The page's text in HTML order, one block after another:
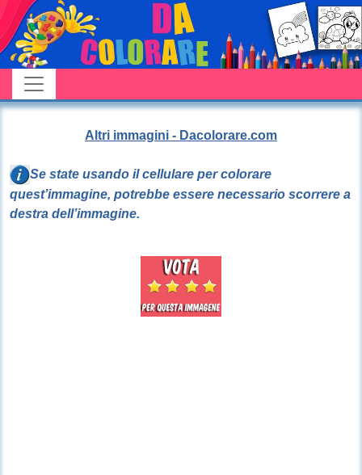
Altri immagini - Dacolorare.com
Se state usando il cellulare per colorare
quest’immagine, potrebbe essere necessario scorrere a
destra dell’immagine.